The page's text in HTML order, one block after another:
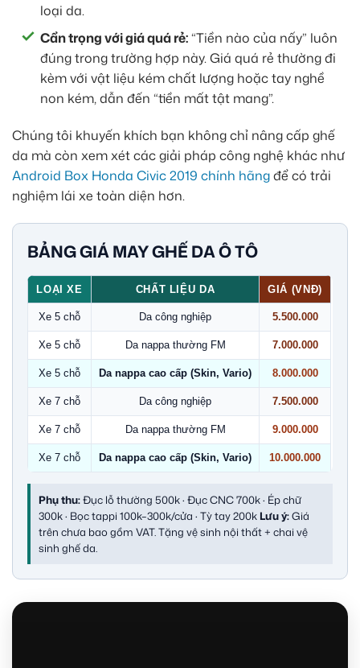
loại da.
Cẩn trọng với giá quá rẻ:“Tiền nào của nấy” luôn
đúng trong trường hợp này. Giá quá rẻ thường đi
kèm với vật liệu kém chất lượng hoặc tay nghề
non kém, dẫn đến “tiền mất tật mang”.
Chúng tôi khuyến khích bạn không chỉ nâng cấp ghế
da mà còn xem xét các giải pháp công nghệ khác như
Android Box Honda Civic 2019 chính hãngđể có trải
nghiệm lái xe toàn diện hơn.
BẢNG GIÁ MAY GHẾ DA Ô TÔ
LOẠI XE CHẤT LIỆU DA GIÁ (VNĐ)
Xe 5 chỗ Da công nghiệp 5.500.000
Xe 5 chỗ Da nappa thường FM 7.000.000
Xe 5 chỗ Da nappa cao cấp (Skin, Vario) 8.000.000
Xe 7 chỗ Da công nghiệp 7.500.000
Xe 7 chỗ Da nappa thường FM 9.000.000
Xe 7 chỗ Da nappa cao cấp (Skin, Vario) 10.000.000
Phụ thu:Đục lỗ thường 500k · Đục CNC 700k · Ép chữ
300k · Bọc tappi 100k–300k/cửa · Tỳ tay 200kLưu ý:Giá
trên chưa bao gồm VAT. Tặng vệ sinh nội thất + chai vệ
sinh ghế da.